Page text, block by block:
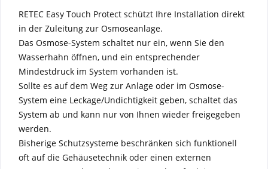
RETEC Easy Touch Protect schützt Ihre Installation direkt
in der Zuleitung zur Osmoseanlage.
Das Osmose-System schaltet nur ein, wenn Sie den
Wasserhahn öffnen, und ein entsprechender
Mindestdruck im System vorhanden ist.
Sollte es auf dem Weg zur Anlage oder im Osmose-
System eine Leckage/Undichtigkeit geben, schaltet das
System ab und kann nur von Ihnen wieder freigegeben
werden.
Bisherige Schutzsysteme beschränken sich funktionell
oft auf die Gehäusetechnik oder einen externen